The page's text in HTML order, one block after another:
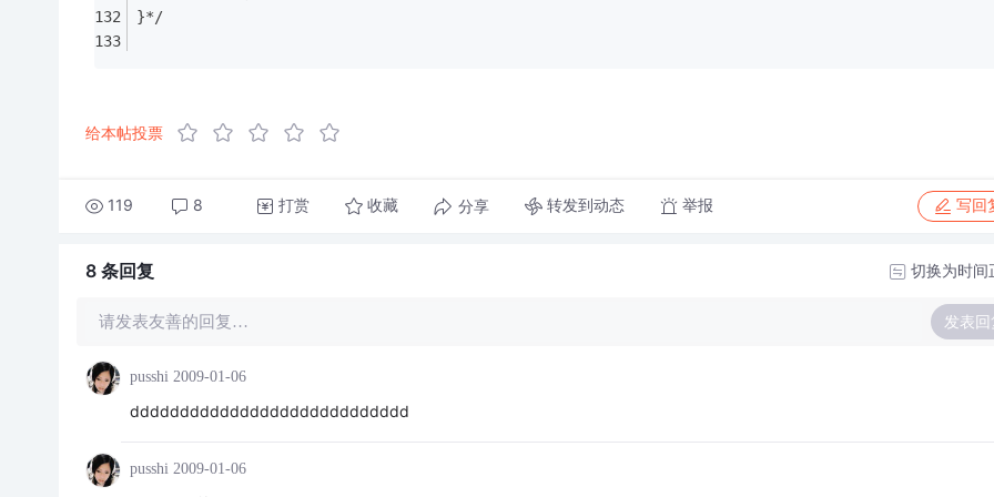
}*/
给本帖投票
119 8 打赏 收藏 分享 转发到动态 举报 写回
8 条回复 切换为时间
请发表友善的回复… 发表回
pusshi 2009-01-06
dddddddddddddddddddddddddddd
pusshi 2009-01-06